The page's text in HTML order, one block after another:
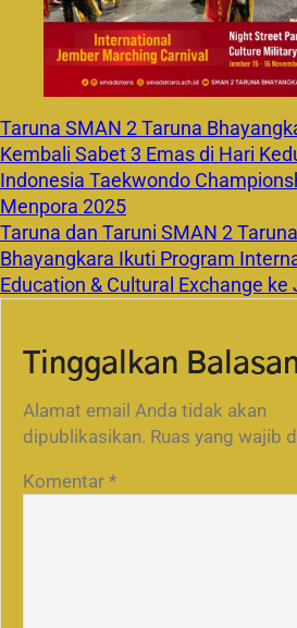
Taruna SMAN 2 Taruna
Kembali Sabet 3 Emas di Hari
Indonesia Taekwondo
Menpora 2025
Taruna dan Taruni SMAN 2 Taruna
Bhayangkara Ikuti Program
Education & Cultural Exchange ke
Tinggalkan
Alamat email Anda tidak akan
dipublikasikan. Ruas yang wajib
Komentar *